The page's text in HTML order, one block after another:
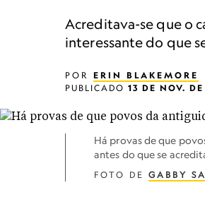
Acreditava-se que o
interessante do que
POR ERIN BLAKEMORE
PUBLICADO 13 DE NOV.
Há provas de que
antes do que se
FOTO DE GABBY